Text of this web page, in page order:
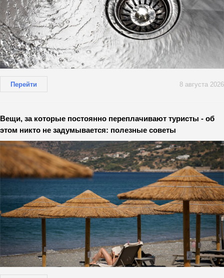
Перейти 8 августа 2026
Вещи, за которые постоянно переплачивают туристы - об
этом никто не задумывается: полезные советы